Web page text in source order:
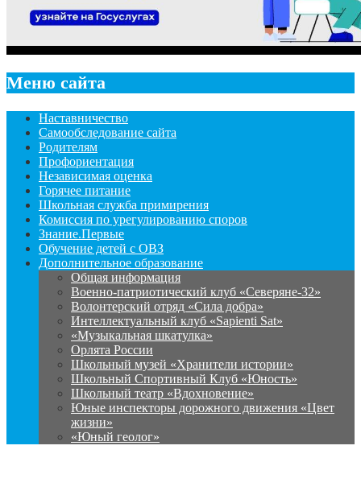
Меню сайта
Наставничество
Самообследование сайта
Родителям
Профориентация
Независимая оценка
Горячее питание
Школьная служба примирения
Комиссия по урегулированию споров
Знание.Первые
Обучение детей с ОВЗ
Дополнительное образование
Общая информация
Военно-патриотический клуб «Северяне-32»
Волонтерский отряд «Сила добра»
Интеллектуальный клуб «Sapienti Sat»
«Музыкальная шкатулка»
Орлята России
Школьный музей «Хранители истории»
Школьный Спортивный Клуб «Юность»
Школьный театр «Вдохновение»
Юные инспекторы дорожного движения «Цвет
жизни»
«Юный геолог»